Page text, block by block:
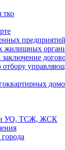
тко
предприятий
жилищных
УО, ТСЖ, ЖСК